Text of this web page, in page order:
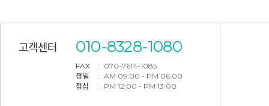
고객센터 010-8328-1080
FAX
: 070-7614-1085
평일
: AM 09:00 - PM 06:00
점심
: PM 12:00 - PM 13:00